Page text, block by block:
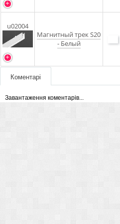
u02004
Магнитный трек S20
- Белый
Коментарі
Завантаження коментарів...